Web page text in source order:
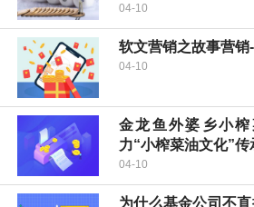
04-10
软文营销之故事营销
04-10
金龙鱼外婆乡小
力“小榨菜油文化”
04-10
为什么基金公司不